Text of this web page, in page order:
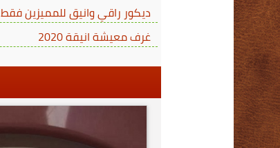
ديكور راقي وانيق للمميزين فقط 2020
غرف معيشة انيقة 2020